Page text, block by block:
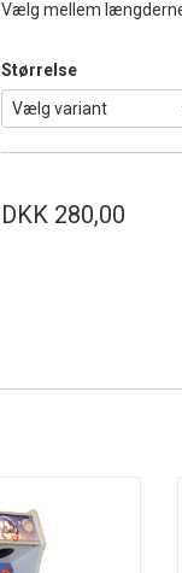
Vælg mellem
Størrelse
DKK 280,00